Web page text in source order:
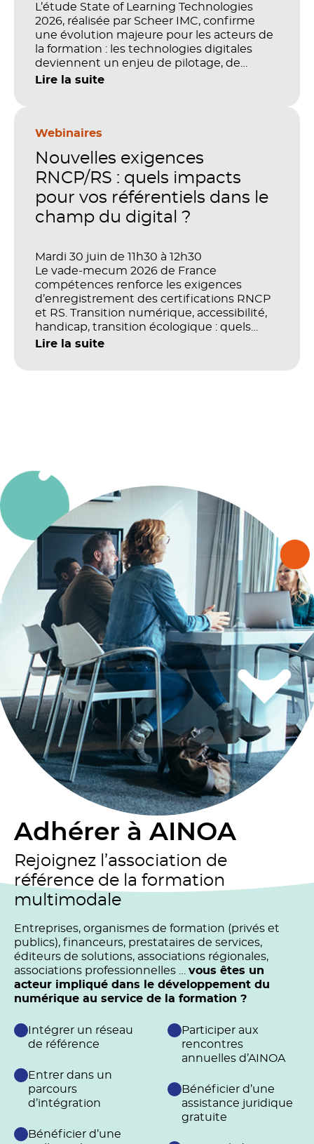
L’étude State of Learning Technologies
2026, réalisée par Scheer IMC, confirme
une évolution majeure pour les acteurs de
la formation : les technologies digitales
deviennent un enjeu de pilotage, de
performance et de preuve de valeur. IA,
stratégique. Mais comment démontrer
investissements sur les compétences, la
productivité et la performance des
Lire la suite
Webinaires
Nouvelles exigences
RNCP/RS : quels impacts
pour vos référentiels dans le
champ du digital ?
Mardi 30 juin de 11h30 à 12h30
Le vade-mecum 2026 de France
compétences renforce les exigences
d’enregistrement des certifications RNCP
et RS. Transition numérique, accessibilité,
handicap, transition écologique : quels
impacts concrets pour les référentiels dans
Lire la suite
Adhérer à AINOA
Rejoignez l’association de
référence de la formation
multimodale
Entreprises, organismes de formation (privés et
publics), financeurs, prestataires de services,
éditeurs de solutions, associations régionales,
associations professionnelles … vous êtes un
acteur impliqué dans le développement du
numérique au service de la formation ?
Intégrer un réseau
de référence
Entrer dans un
parcours
d’intégration
Bénéficier d’une
Participer aux
rencontres
annuelles d’AINOA
Bénéficier d’une
assistance juridique
gratuite